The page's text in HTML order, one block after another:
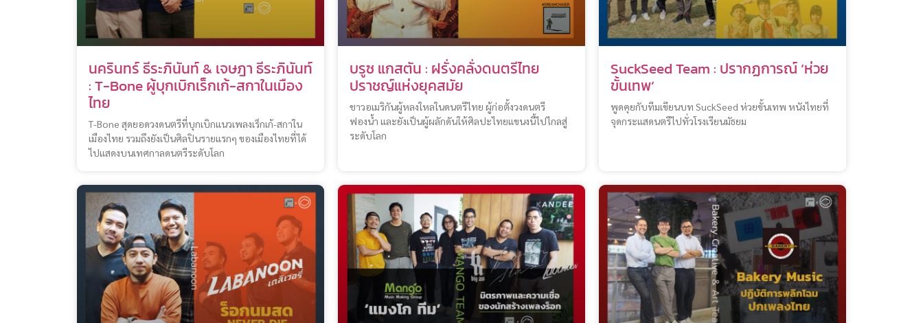
นครินทร์ ธีระภินันท์ & เจษฎา ธีระภินันท์
: T-Bone ผู้บุกเบิกเร็กเก้-สกาในเมือง
ไทย
T-Bone สุดยอดวงดนตรีที่บุกเบิกแนวเพลงเร็กเก้-สกาใน
เมืองไทย รวมถึงยังเป็นศิลปินรายแรกๆ ของเมืองไทยที่ได้
ไปแสดงบนเทศกาลดนตรีระดับโลก
บรูซ แกสตัน : ฝรั่งคลั่งดนตรีไทย
ปราชญ์แห่งยุคสมัย
ชาวอเมริกันผู้หลงใหลในดนตรีไทย ผู้ก่อตั้งวงดนตรี
ฟองน้ำ และยังเป็นผู้ผลักดันให้ศิลปะไทยแขนงนี้ไปไกลสู่
ระดับโลก
SuckSeed Team : ปรากฏการณ์ ‘ห่วย
ขั้นเทพ’
พูดคุยกับทีมเขียนบท SuckSeed ห่วยขั้นเทพ หนังไทยที่
จุดกระแสดนตรีไปทั่วโรงเรียนมัธยม